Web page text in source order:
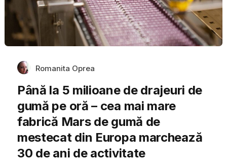
Romanita Oprea
Până la 5 milioane de drajeuri de
gumă pe oră – cea mai mare
fabrică Mars de gumă de
mestecat din Europa marchează
30 de ani de activitate